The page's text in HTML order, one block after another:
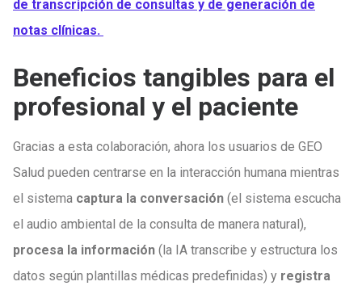
de transcripción de consultas y de generación de
notas clínicas.
Beneficios tangibles para el
profesional y el paciente
Gracias a esta colaboración, ahora los usuarios de GEO
Salud pueden centrarse en la interacción humana mientras
el sistema captura la conversación (el sistema escucha
el audio ambiental de la consulta de manera natural),
procesa la información (la IA transcribe y estructura los
datos según plantillas médicas predefinidas) y registra